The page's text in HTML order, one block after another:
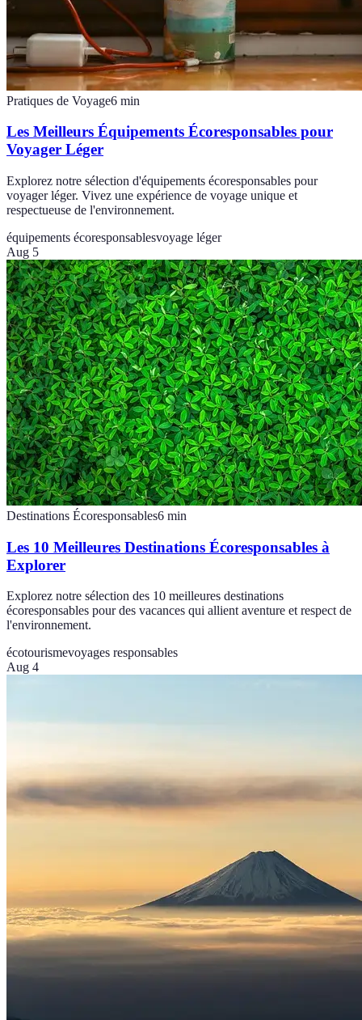
Pratiques de Voyage6 min
Les Meilleurs Équipements Écoresponsables pour
Voyager Léger
Explorez notre sélection d'équipements écoresponsables pour
voyager léger. Vivez une expérience de voyage unique et
respectueuse de l'environnement.
équipements écoresponsablesvoyage léger
Aug 5
Destinations Écoresponsables6 min
Les 10 Meilleures Destinations Écoresponsables à
Explorer
Explorez notre sélection des 10 meilleures destinations
écoresponsables pour des vacances qui allient aventure et respect de
l'environnement.
écotourismevoyages responsables
Aug 4